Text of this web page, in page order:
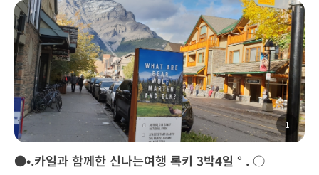
1
●•.카일과 함께한 신나는여행 록키 3박4일 ° . ○